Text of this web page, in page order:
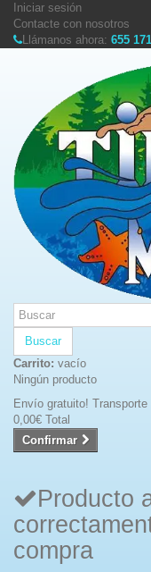
Iniciar sesión
Contacte con nosotros
Llámanos ahora: 655
Buscar
Carrito: vacío
Ningún producto
Envío gratuito! Transporte
0,00€ Total
Confirmar
Producto
compra